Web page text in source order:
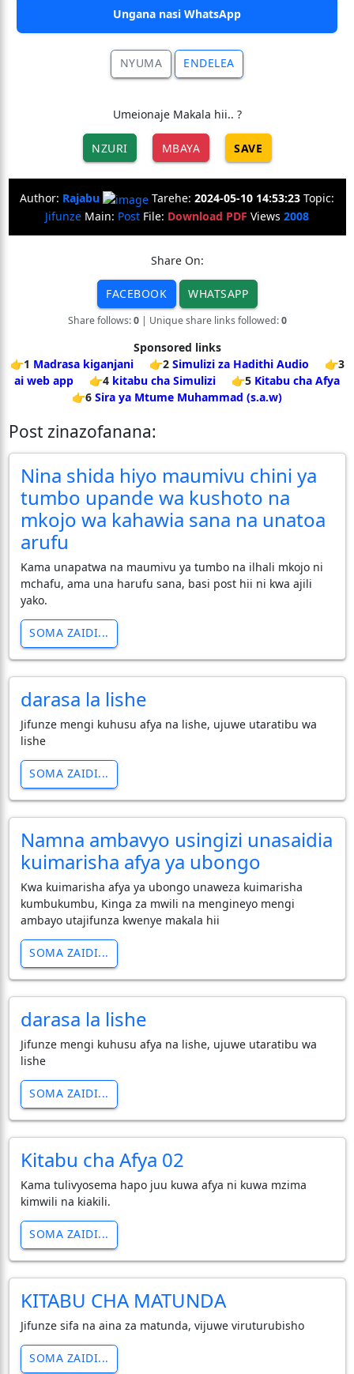
Ungana nasi WhatsApp
NYUMA ENDELEA
Umeionaje Makala hii.. ?
NZURI MBAYA SAVE
Author: Rajabu Tarehe: 2024-05-10 14:53:23 Topic:
Jifunze Main: Post File: Download PDF Views 2008
Share On:
FACEBOOK WHATSAPP
Share follows:0| Unique share links followed:0
Sponsored links
👉1 Madrasa kiganjani 👉2 Simulizi za Hadithi Audio
👉3
ai web app
👉4 kitabu cha Simulizi 👉5 Kitabu cha Afya
👉6 Sira ya Mtume Muhammad (s.a.w)
Post zinazofanana:
Nina shida hiyo maumivu chini ya
tumbo upande wa kushoto na
mkojo wa kahawia sana na unatoa
arufu
Kama unapatwa na maumivu ya tumbo na ilhali mkojo ni
mchafu, ama una harufu sana, basi post hii ni kwa ajili
yako.
SOMA ZAIDI...
darasa la lishe
Jifunze mengi kuhusu afya na lishe, ujuwe utaratibu wa
lishe
SOMA ZAIDI...
Namna ambavyo usingizi unasaidia
kuimarisha afya ya ubongo
Kwa kuimarisha afya ya ubongo unaweza kuimarisha
kumbukumbu, Kinga za mwili na mengineyo mengi
ambayo utajifunza kwenye makala hii
SOMA ZAIDI...
darasa la lishe
Jifunze mengi kuhusu afya na lishe, ujuwe utaratibu wa
lishe
SOMA ZAIDI...
Kitabu cha Afya 02
Kama tulivyosema hapo juu kuwa afya ni kuwa mzima
kimwili na kiakili.
SOMA ZAIDI...
KITABU CHA MATUNDA
Jifunze sifa na aina za matunda, vijuwe viruturubisho
SOMA ZAIDI...